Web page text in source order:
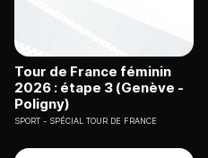
Tour de France féminin
2026 : étape 3 (Genève -
Poligny)
SPORT SPÉCIAL TOUR DE FRANCE